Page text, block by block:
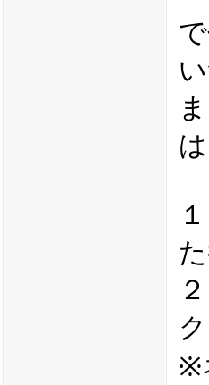
※